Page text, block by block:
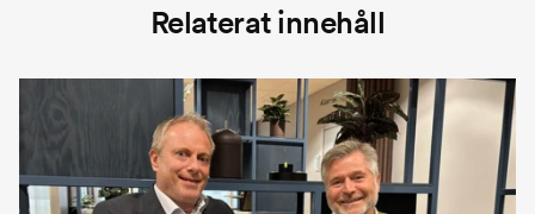
Relaterat innehåll